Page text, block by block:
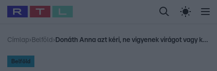
Legfrissebb RTL Híradó Randi Celeb vagyok,
Babits Marcella Most Wanted Gallusz
Címlap› Belföld › Donáth Anna azt kéri, ne vigyenek virágot vagy koszorút az édesapja temetésére
Belföld